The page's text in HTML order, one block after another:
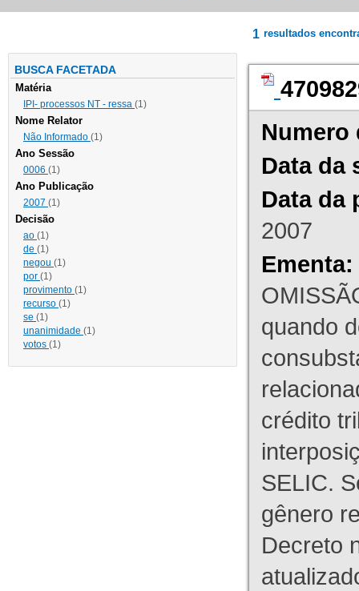
BUSCA FACETADA
Matéria
IPI- processos NT - ressa (1)
Nome Relator
Não Informado (1)
Ano Sessão
0006 (1)
Ano Publicação
2007 (1)
Decisão
ao (1)
de (1)
negou (1)
por (1)
provimento (1)
recurso (1)
se (1)
unanimidade (1)
votos (1)
1 resultados
Numero
Data da
Data da
2007
Ementa:
quando
crédito
SELIC.
gênero
Decreto